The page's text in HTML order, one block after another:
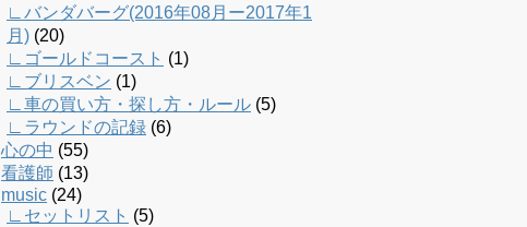
∟バンダバーグ(2016年08月ー2017年1
月) (20)
∟ゴールドコースト (1)
∟ブリスベン (1)
∟車の買い方・探し方・ルール (5)
∟ラウンドの記録 (6)
心の中 (55)
看護師 (13)
music (24)
∟セットリスト (5)